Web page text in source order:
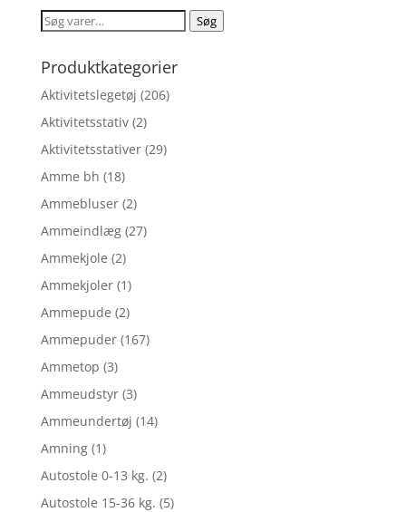
Søg
Søg
Produktkategorier
Aktivitetslegetøj (206)
Aktivitetsstativ (2)
Aktivitetsstativer (29)
Amme bh (18)
Ammebluser (2)
Ammeindlæg (27)
Ammekjole (2)
Ammekjoler (1)
Ammepude (2)
Ammepuder (167)
Ammetop (3)
Ammeudstyr (3)
Ammeundertøj (14)
Amning (1)
Autostole 0-13 kg. (2)
Autostole 15-36 kg. (5)